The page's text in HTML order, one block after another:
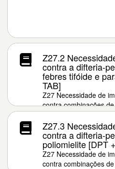
Z27.2
contra a difteria-
febres tifóide e
TAB]
Z27 Necessidade de
contra combinações
Z27.3
contra a difteria-
poliomielite [DPT
Z27 Necessidade de
contra combinações